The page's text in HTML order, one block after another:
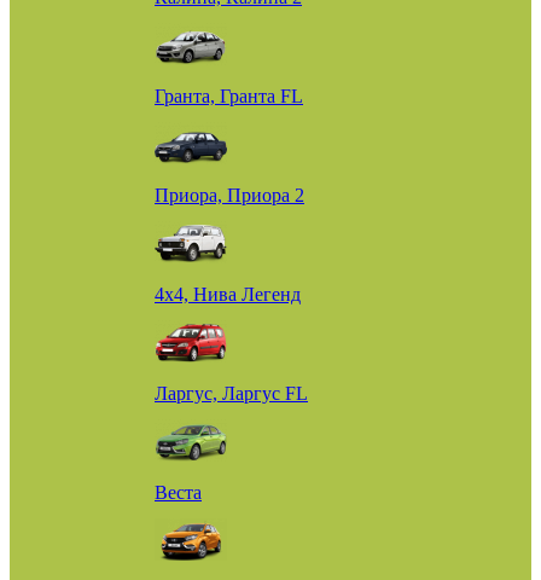
Гранта, Гранта FL
Приора, Приора 2
4х4, Нива Легенд
Ларгус, Ларгус FL
Веста